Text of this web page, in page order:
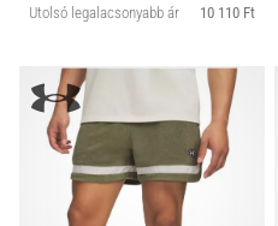
(ITBS),
rendkívül
gyakori
egészségügyi
probléma,
amellyel
Utolsó legalacsonyabb ár 10 110 Ft